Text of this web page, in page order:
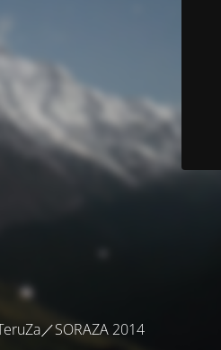
／SORAZA 2014